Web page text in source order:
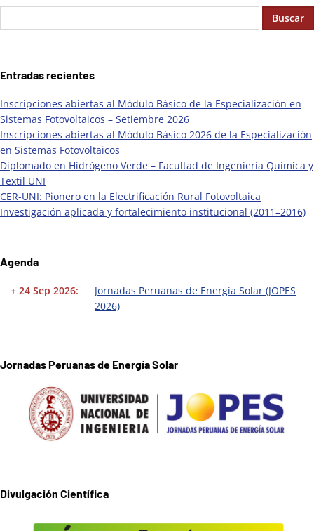
Buscar
Entradas recientes
Inscripciones abiertas al Módulo Básico de la Especialización en
Sistemas Fotovoltaicos – Setiembre 2026
Inscripciones abiertas al Módulo Básico 2026 de la Especialización
en Sistemas Fotovoltaicos
Diplomado en Hidrógeno Verde – Facultad de Ingeniería Química y
Textil UNI
CER-UNI: Pionero en la Electrificación Rural Fotovoltaica
Investigación aplicada y fortalecimiento institucional (2011–2016)
Agenda
+ 24 Sep 2026:
Jornadas Peruanas de Energía Solar (JOPES
2026)
Jornadas Peruanas de Energía Solar
Divulgación Científica